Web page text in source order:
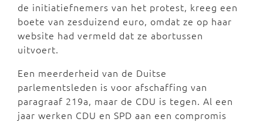
de initiatiefnemers van het protest, kreeg een
boete van zesduizend euro, omdat ze op haar
website had vermeld dat ze abortussen
uitvoert.
Een meerderheid van de Duitse
parlementsleden is voor afschaffing van
paragraaf 219a, maar de CDU is tegen. Al een
jaar werken CDU en SPD aan een compromis